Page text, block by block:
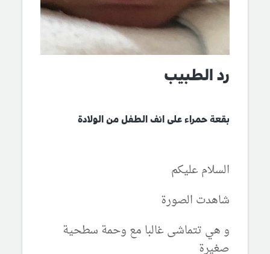
رد الطبيب
بقعة حمراء على انف الطفل من الولادة
السلام عليكم
شاهدت الصورة
و هي تتماشى غالبا مع وحمة سطحية
صغيرة